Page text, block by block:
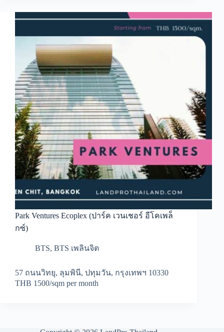
Park Ventures Ecoplex (ปาร์ค เวนเชอร์ อีโคเพล็
กซ์)
BTS, BTS เพลินจิต
57 ถนนวิทยุ, ลุมพินี, ปทุมวัน, กรุงเทพฯ 10330
THB 1500/sqm per month